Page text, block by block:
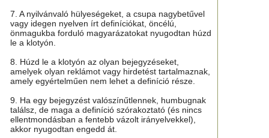
7. A nyilvánvaló hülyeségeket, a csupa nagybetűvel
vagy idegen nyelven írt definíciókat, öncélú,
önmagukba forduló magyarázatokat nyugodtan húzd
le a klotyón.
8. Húzd le a klotyón az olyan bejegyzéseket,
amelyek olyan reklámot vagy hirdetést tartalmaznak,
amely egyértelműen nem lehet a definíció része.
9. Ha egy bejegyzést valószínűtlennek, humbugnak
találsz, de maga a definíció szórakoztató (és nincs
ellentmondásban a fentebb vázolt irányelvekkel),
akkor nyugodtan engedd át.